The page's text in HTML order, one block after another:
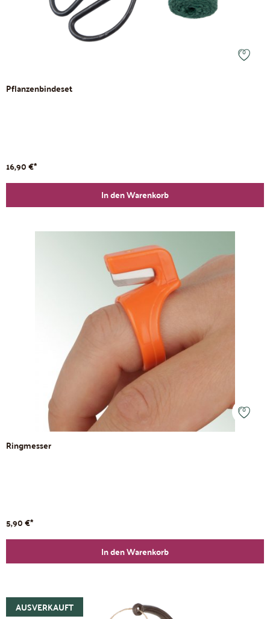
Pflanzenbindeset
16,90 €*
In den Warenkorb
Ringmesser
5,90 €*
In den Warenkorb
AUSVERKAUFT